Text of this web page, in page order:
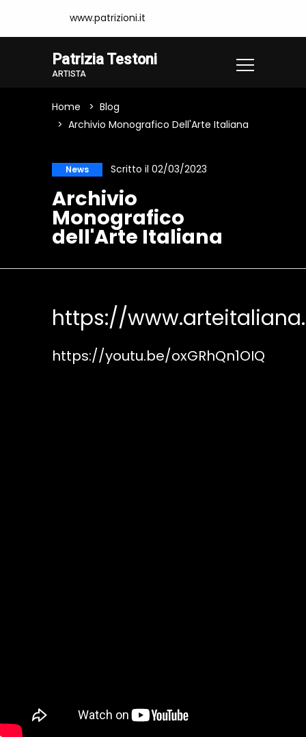
www.patrizioni.it
Patrizia Testoni
ARTISTA
Home
Blog
Archivio Monografico Dell'Arte Italiana
News Scritto il 02/03/2023
Archivio
Monografico
dell'Arte Italiana
https://
https://youtu.be/oxGRhQn1OIQ